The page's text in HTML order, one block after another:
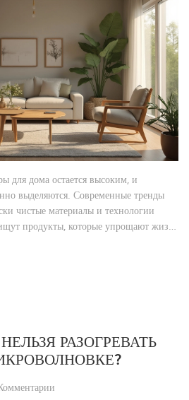
для дома остается высоким, и
выделяются. Современные тренды
чистые материалы и технологии
продукты, которые упрощают жизнь
ваш дом.
РАЗОГРЕВАТЬ